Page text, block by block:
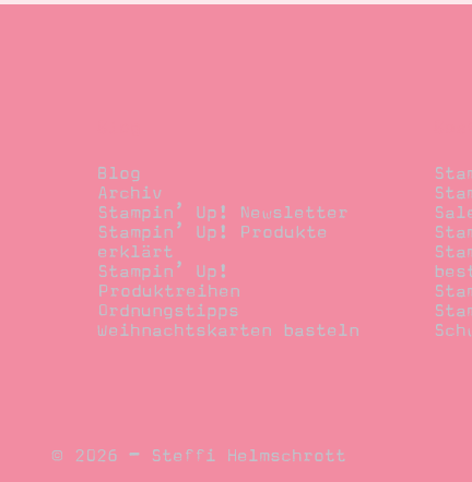
Blog
Archiv
Stampin’ Up! Newsletter
Stampin’ Up! Produkte
erklärt
Stampin’ Up!
Produktreihen
Ordnungstipps
Weihnachtskarten basteln
© 2026 – Steffi Helmschrott